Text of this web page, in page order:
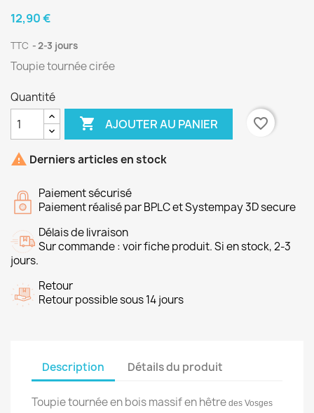
12,90 €
TTC 2-3 jours
Toupie tournée cirée
Quantité
 AJOUTER AU PANIER favorite_border
 Derniers articles en stock
Paiement sécurisé
Paiement réalisé par BPLC et Systempay 3D secure
Délais de livraison
Sur commande : voir fiche produit. Si en stock, 2-3
jours.
Retour
Retour possible sous 14 jours
Description Détails du produit
Toupie tournée en bois massif en hêtre des Vosges